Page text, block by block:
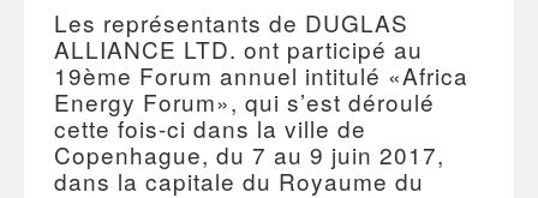
Les représentants de DUGLAS
ALLIANCE LTD. ont participé au
19ème Forum annuel intitulé «Africa
Energy Forum», qui s’est déroulé
cette fois-ci dans la ville de
Copenhague, du 7 au 9 juin 2017,
dans la capitale du Royaume du